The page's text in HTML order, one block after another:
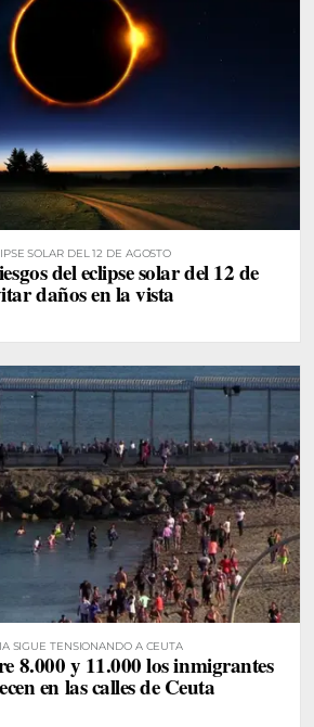
SOLAR DEL 12 DE AGOSTO
del eclipse solar del 12 de
daños en la vista
SIGUE TENSIONANDO A CEUTA
8.000 y 11.000 los inmigrantes
en las calles de Ceuta